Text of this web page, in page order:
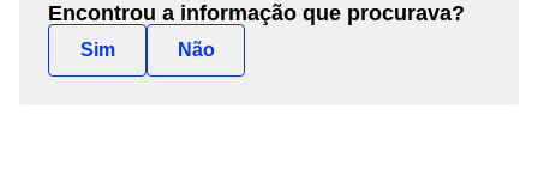
Encontrou a informação que procurava?
Sim Não